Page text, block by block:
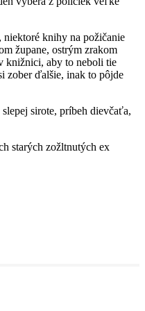
knihy na požičanie
župane, ostrým zrakom
knižnici, aby to neboli tie
zober ďalšie, inak to pôjde
sirote, príbeh dievčaťa,
starých zožltnutých ex